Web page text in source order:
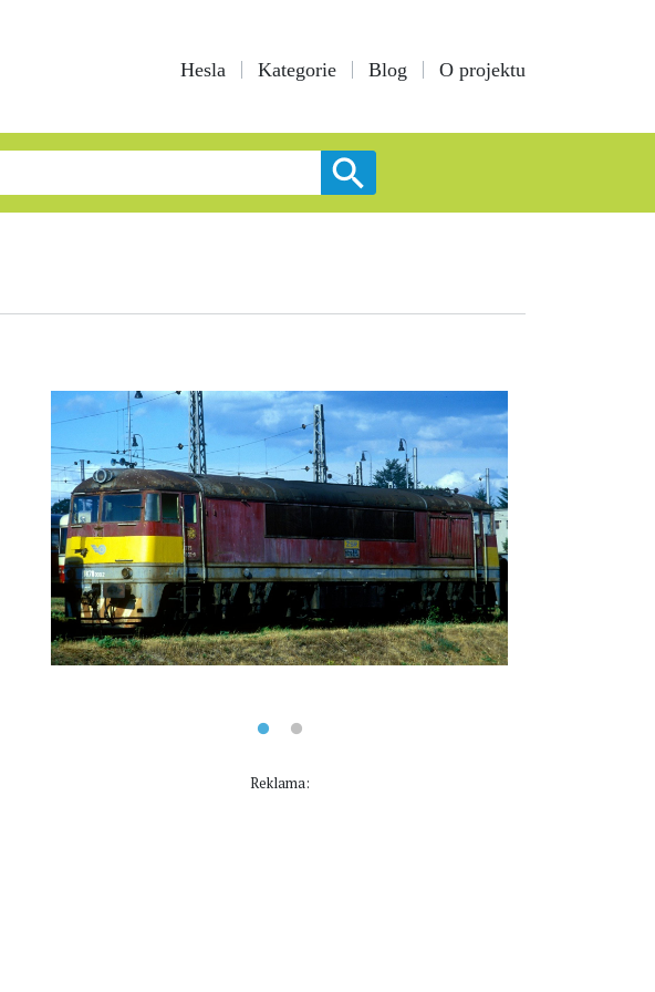
Hesla Kategorie Blog O projektu
Reklama: